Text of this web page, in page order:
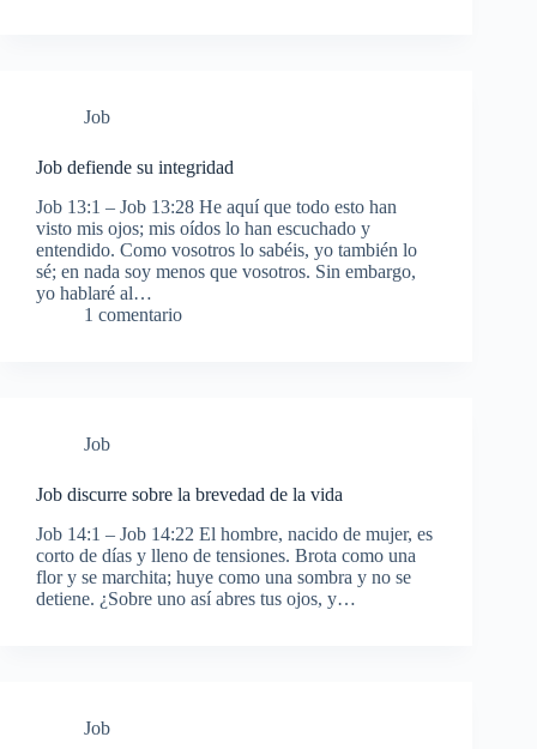
Job
Job defiende su integridad
Job 13:1 – Job 13:28 He aquí que todo esto han
visto mis ojos; mis oídos lo han escuchado y
entendido. Como vosotros lo sabéis, yo también lo
sé; en nada soy menos que vosotros. Sin embargo,
yo hablaré al…
1 comentario
Job
Job discurre sobre la brevedad de la vida
Job 14:1 – Job 14:22 El hombre, nacido de mujer, es
corto de días y lleno de tensiones. Brota como una
flor y se marchita; huye como una sombra y no se
detiene. ¿Sobre uno así abres tus ojos, y…
Job